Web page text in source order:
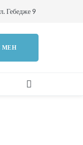
Гебедже 9
МЕН